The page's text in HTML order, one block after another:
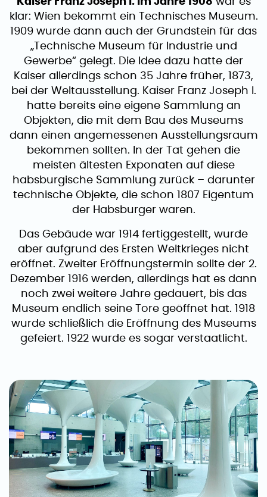
klar: Wien bekommt ein Technisches Museum.
1909 wurde dann auch der Grundstein für das
„Technische Museum für Industrie und
Gewerbe“ gelegt. Die Idee dazu hatte der
Kaiser allerdings schon 35 Jahre früher, 1873,
bei der Weltausstellung. Kaiser Franz Joseph I.
hatte bereits eine eigene Sammlung an
Objekten, die mit dem Bau des Museums
dann einen angemessenen Ausstellungsraum
bekommen sollten. In der Tat gehen die
meisten ältesten Exponaten auf diese
habsburgische Sammlung zurück – darunter
technische Objekte, die schon 1807 Eigentum
der Habsburger waren.
Das Gebäude war 1914 fertiggestellt, wurde
aber aufgrund des Ersten Weltkrieges nicht
eröffnet. Zweiter Eröffnungstermin sollte der 2.
Dezember 1916 werden, allerdings hat es dann
noch zwei weitere Jahre gedauert, bis das
Museum endlich seine Tore geöffnet hat. 1918
wurde schließlich die Eröffnung des Museums
gefeiert. 1922 wurde es sogar verstaatlicht.